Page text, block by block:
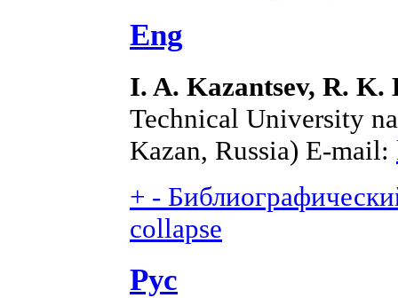
Eng
I. A. Kazantsev, R. K.
Technical University
Kazan, Russia) E-mail:
+ -
collapse
Рус